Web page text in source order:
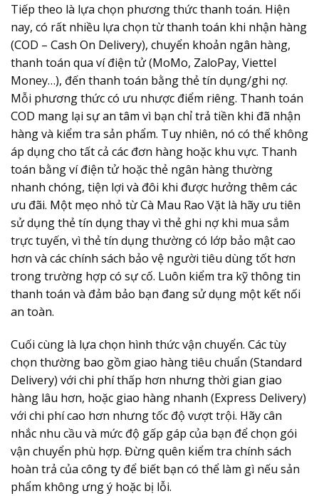
Tiếp theo là lựa chọn phương thức thanh toán. Hiện
nay, có rất nhiều lựa chọn từ thanh toán khi nhận hàng
(COD – Cash On Delivery), chuyển khoản ngân hàng,
thanh toán qua ví điện tử (MoMo, ZaloPay, Viettel
Money…), đến thanh toán bằng thẻ tín dụng/ghi nợ.
Mỗi phương thức có ưu nhược điểm riêng. Thanh toán
COD mang lại sự an tâm vì bạn chỉ trả tiền khi đã nhận
hàng và kiểm tra sản phẩm. Tuy nhiên, nó có thể không
áp dụng cho tất cả các đơn hàng hoặc khu vực. Thanh
toán bằng ví điện tử hoặc thẻ ngân hàng thường
nhanh chóng, tiện lợi và đôi khi được hưởng thêm các
ưu đãi. Một mẹo nhỏ từ Cà Mau Rao Vặt là hãy ưu tiên
sử dụng thẻ tín dụng thay vì thẻ ghi nợ khi mua sắm
trực tuyến, vì thẻ tín dụng thường có lớp bảo mật cao
hơn và các chính sách bảo vệ người tiêu dùng tốt hơn
trong trường hợp có sự cố. Luôn kiểm tra kỹ thông tin
thanh toán và đảm bảo bạn đang sử dụng một kết nối
an toàn.
Cuối cùng là lựa chọn hình thức vận chuyển. Các tùy
chọn thường bao gồm giao hàng tiêu chuẩn (Standard
Delivery) với chi phí thấp hơn nhưng thời gian giao
hàng lâu hơn, hoặc giao hàng nhanh (Express Delivery)
với chi phí cao hơn nhưng tốc độ vượt trội. Hãy cân
nhắc nhu cầu và mức độ gấp gáp của bạn để chọn gói
vận chuyển phù hợp. Đừng quên kiểm tra chính sách
hoàn trả của công ty để biết bạn có thể làm gì nếu sản
phẩm không ưng ý hoặc bị lỗi.